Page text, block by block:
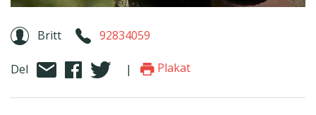
Britt 92834059
Del | Plakat